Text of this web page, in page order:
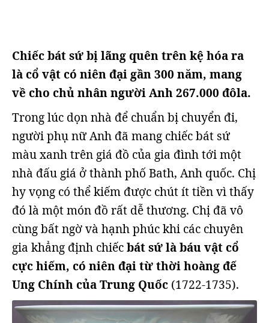
Chiếc bát sứ bị lãng quên trên kệ hóa ra
là cổ vật có niên đại gần 300 năm, mang
về cho chủ nhân người Anh 267.000 đôla.
Trong lúc dọn nhà để chuẩn bị chuyển đi,
người phụ nữ Anh đã mang chiếc bát sứ
màu xanh trên giá đồ của gia đình tới một
nhà đấu giá ở thành phố Bath, Anh quốc. Chị
hy vọng có thể kiếm được chút ít tiền vì thấy
đó là một món đồ rất dễ thương. Chị đã vô
cùng bất ngờ và hạnh phúc khi các chuyên
gia khẳng định chiếcbát sứ là báu vật cổ
cực hiếm, có niên đại từ thời hoàng đế
Ung Chính của Trung Quốc (1722-1735).